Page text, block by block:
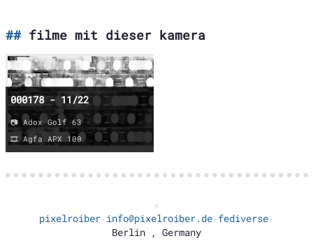
filme mit dieser kamera
000178 - 11/22
📷 Adox Golf 63
🎞️ Agfa APX 100
pixelroiber· info@pixelroiber.de· fediverse·
Berlin , Germany